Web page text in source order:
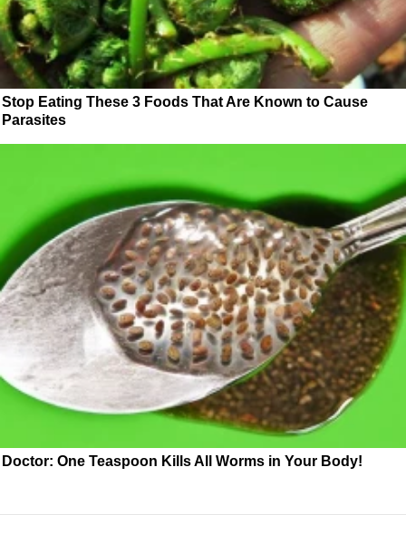
Stop Eating These 3 Foods That Are Known to Cause
Parasites
Doctor: One Teaspoon Kills All Worms in Your Body!